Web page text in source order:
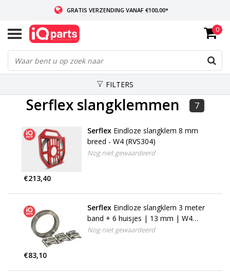
GRATIS VERZENDING VANAF €100,00*
INDIEN VOORRADIG: VOOR 14:00 BESTELD, ZELFDE DAG VERZONDEN
WERELDWIJDE LEVERING
0
FILTERS
Serflex slangklemmen 7
Serflex Eindloze slangklem 8 mm
breed - W4 (RVS304)
Nog niet gewaardeerd
€213,40
Serflex Eindloze slangklem 3 meter
band + 6 huisjes | 13 mm | W4
(RVS 304)
Nog niet gewaardeerd
€83,10